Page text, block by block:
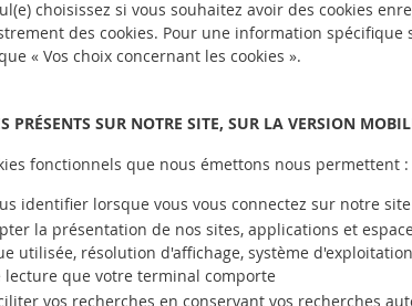
choisissez si vous souhaitez avoir des cookies
des cookies. Pour une information
« Vos choix concernant les cookies ».
PRÉSENTS SUR NOTRE SITE, SUR LA VERSION
fonctionnels que nous émettons nous permettent :
identifier lorsque vous vous connectez sur notre site
la présentation de nos sites, applications et
utilisée, résolution d'affichage, système
lecture que votre terminal comporte
vos recherches en conservant vos recherches